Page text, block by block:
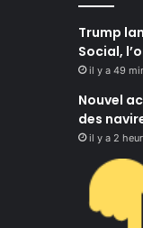
Trump
Social,
il y a 49
Nouvel
des
il y a 2